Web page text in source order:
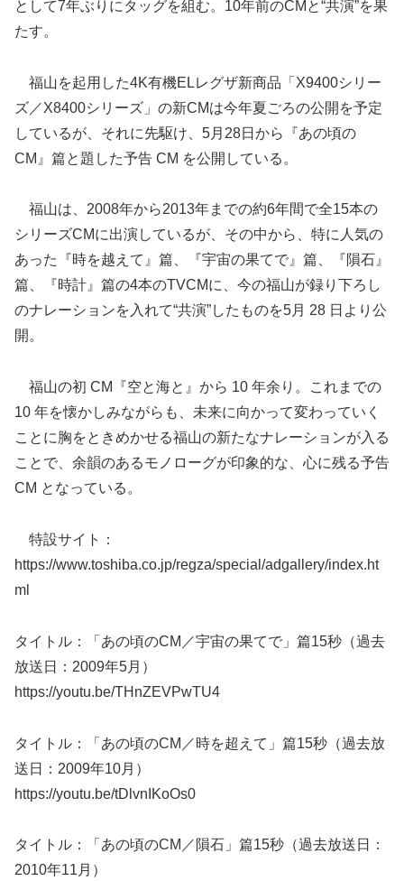
として7年ぶりにタッグを組む。10年前のCMと“共演”を果
たす。
福山を起用した4K有機ELレグザ新商品「X9400シリー
ズ／X8400シリーズ」の新CMは今年夏ごろの公開を予定
しているが、それに先駆け、5月28日から『あの頃の
CM』篇と題した予告 CM を公開している。
福山は、2008年から2013年までの約6年間で全15本の
シリーズCMに出演しているが、その中から、特に人気の
あった『時を越えて』篇、『宇宙の果てで』篇、『隕石』
篇、『時計』篇の4本のTVCMに、今の福山が録り下ろし
のナレーションを入れて“共演”したものを5月 28 日より公
開。
福山の初 CM『空と海と』から 10 年余り。これまでの
10 年を懐かしみながらも、未来に向かって変わっていく
ことに胸をときめかせる福山の新たなナレーションが入る
ことで、余韻のあるモノローグが印象的な、心に残る予告
CM となっている。
特設サイト：
https://www.toshiba.co.jp/regza/special/adgallery/index.ht
ml
タイトル：「あの頃のCM／宇宙の果てで」篇15秒（過去
放送日：2009年5月）
https://youtu.be/THnZEVPwTU4
タイトル：「あの頃のCM／時を超えて」篇15秒（過去放
送日：2009年10月）
https://youtu.be/tDlvnIKoOs0
タイトル：「あの頃のCM／隕石」篇15秒（過去放送日：
2010年11月）